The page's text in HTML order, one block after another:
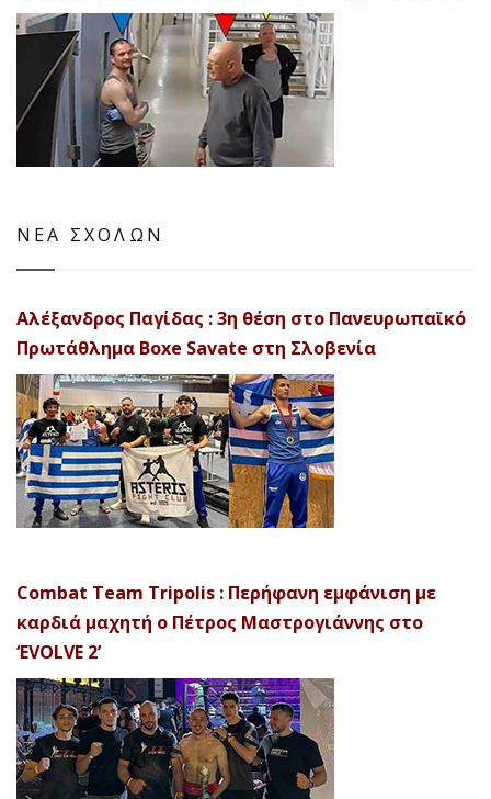
ΝΕΑ ΣΧΟΛΩΝ
Αλέξανδρος Παγίδας : 3η θέση στο Πανευρωπαϊκό
Πρωτάθλημα Boxe Savate στη Σλοβενία
Combat Team Tripolis : Περήφανη εμφάνιση με
καρδιά μαχητή ο Πέτρος Μαστρογιάννης στο
‘EVOLVE 2’